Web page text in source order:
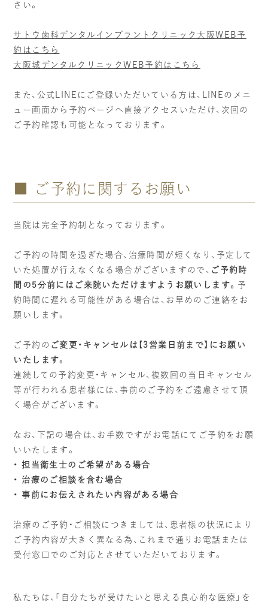
さい。
サトウ歯科デンタルインプラントクリニック大阪WEB予
約はこちら
大阪城デンタルクリニックWEB予約はこちら
また、公式LINEにご登録いただいている方は、LINEのメニ
ュー画面から予約ページへ直接アクセスいただけ、次回の
ご予約確認も可能となっております。
■ ご予約に関するお願い
当院は完全予約制となっております。
ご予約の時間を過ぎた場合、治療時間が短くなり、予定して
いた処置が行えなくなる場合がございますので、 ご予約時
間の5分前にはご来院いただけますようお願いします。 予
約時間に遅れる可能性がある場合は、お早めのご連絡をお
願いします。
ご予約の ご変更・キャンセルは【3営業日前まで】にお願い
いたします。
連続しての予約変更・キャンセル、複数回の当日キャンセル
等が行われる患者様には、事前のご予約をご遠慮させて頂
く場合がございます。
なお、下記の場合は、お手数ですがお電話にてご予約をお願
いいたします。
・ 担当衛生士のご希望がある場合
・ 治療のご相談を含む場合
・ 事前にお伝えされたい内容がある場合
治療のご予約・ご相談につきましては、患者様の状況により
ご予約内容が大きく異なる為、これまで通りお電話または
受付窓口でのご対応とさせていただいております。
私たちは、「自分たちが受けたいと思える良心的な医療」を